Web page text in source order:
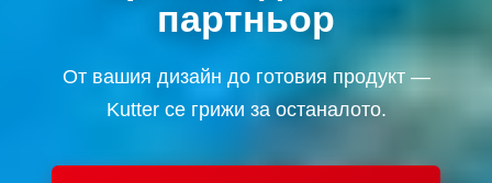
партньор
От вашия дизайн до готовия продукт —
Kutter се грижи за останалото.